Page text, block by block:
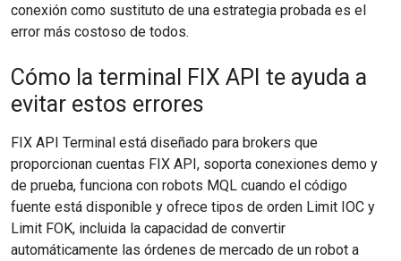
conexión como sustituto de una estrategia probada es el
error más costoso de todos.
Cómo la terminal FIX API te ayuda a
evitar estos errores
FIX API Terminal está diseñado para brokers que
proporcionan cuentas FIX API, soporta conexiones demo y
de prueba, funciona con robots MQL cuando el código
fuente está disponible y ofrece tipos de orden Limit IOC y
Limit FOK, incluida la capacidad de convertir
automáticamente las órdenes de mercado de un robot a